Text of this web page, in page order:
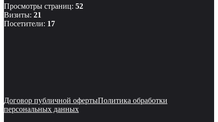
Просмотры страниц: 52
Визиты: 21
Посетители: 17
Договор публичной офертыПолитика обработки
персональных данных